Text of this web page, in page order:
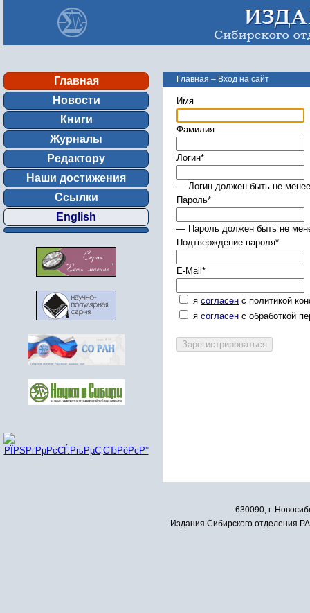
Главная
Новости
Книги
Журналы
Редактору
Наши достижения
Ссылки
English
Главная – Вход на сайт
Имя
Фамилия
Логин*
— Логин должен быть не
Пароль*
— Пароль должен быть не
Подтверждение пароля*
E-Mail *
я согласен с политикой
я согласен с обработкой
630090, г.
Издания Сибирского отделения